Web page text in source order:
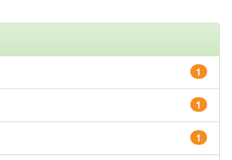
1
1
1